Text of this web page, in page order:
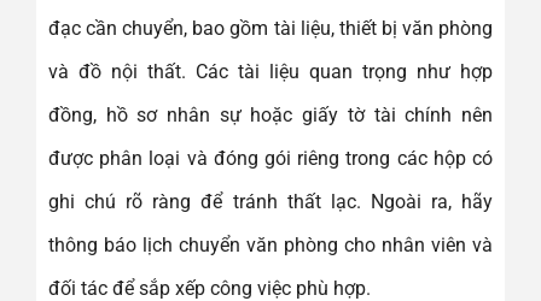
đạc cần chuyển, bao gồm tài liệu, thiết bị văn phòng
và đồ nội thất. Các tài liệu quan trọng như hợp
đồng, hồ sơ nhân sự hoặc giấy tờ tài chính nên
được phân loại và đóng gói riêng trong các hộp có
ghi chú rõ ràng để tránh thất lạc. Ngoài ra, hãy
thông báo lịch chuyển văn phòng cho nhân viên và
đối tác để sắp xếp công việc phù hợp.